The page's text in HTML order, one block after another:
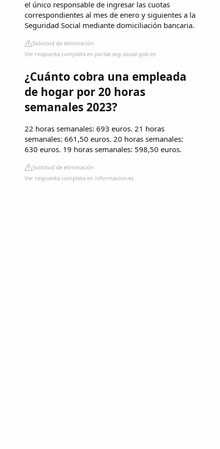
el único responsable de ingresar las cuotas
correspondientes al mes de enero y siguientes a la
Seguridad Social mediante domiciliación bancaria.
Solicitud de eliminación
Ver respuesta completa en portal.seg-social.gob.es
¿Cuánto cobra una empleada
de hogar por 20 horas
semanales 2023?
22 horas semanales: 693 euros. 21 horas
semanales: 661,50 euros. 20 horas semanales:
630 euros. 19 horas semanales: 598,50 euros.
Solicitud de eliminación
Ver respuesta completa en informacion.es